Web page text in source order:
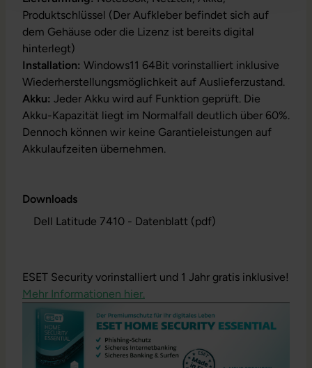
Produktschlüssel (Der Aufkleber befindet sich auf
dem Gehäuse oder die Lizenz ist bereits digital
hinterlegt)
Installation: Windows11 64Bit vorinstalliert inklusive
Wiederherstellungsmöglichkeit auf Auslieferzustand.
Akku: Jeder Akku wird auf Funktion geprüft. Die
Akku-Kapazität liegt im Normalfall deutlich über 60%.
Dennoch können wir keine Garantieleistungen auf
Akkulaufzeiten übernehmen.
Downloads
Dell Latitude 7410 - Datenblatt (pdf)
ESET Security vorinstalliert und 1 Jahr gratis inklusive!
Mehr Informationen hier.